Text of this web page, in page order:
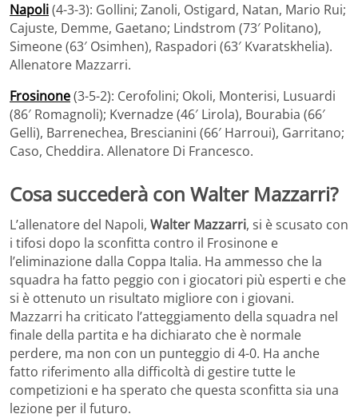
Napoli(4-3-3): Gollini; Zanoli, Ostigard, Natan, Mario Rui;
Cajuste, Demme, Gaetano; Lindstrom (73′ Politano),
Simeone (63′ Osimhen), Raspadori (63′ Kvaratskhelia).
Allenatore Mazzarri.
Frosinone(3-5-2): Cerofolini; Okoli, Monterisi, Lusuardi
(86′ Romagnoli); Kvernadze (46′ Lirola), Bourabia (66′
Gelli), Barrenechea, Brescianini (66′ Harroui), Garritano;
Caso, Cheddira. Allenatore Di Francesco.
Cosa succederà con Walter Mazzarri?
L’allenatore del Napoli, Walter Mazzarri, si è scusato con
i tifosi dopo la sconfitta contro il Frosinone e
l’eliminazione dalla Coppa Italia. Ha ammesso che la
squadra ha fatto peggio con i giocatori più esperti e che
si è ottenuto un risultato migliore con i giovani.
Mazzarri ha criticato l’atteggiamento della squadra nel
finale della partita e ha dichiarato che è normale
perdere, ma non con un punteggio di 4-0. Ha anche
fatto riferimento alla difficoltà di gestire tutte le
competizioni e ha sperato che questa sconfitta sia una
lezione per il futuro.